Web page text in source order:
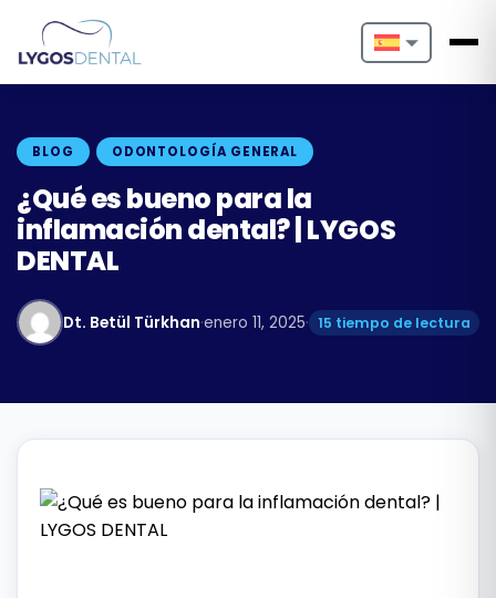
Nederlands
Deutsch
Español
Italiano
Български
BLOG ODONTOLOGÍA GENERAL
¿Qué es bueno para la
inflamación dental? | LYGOS
DENTAL
Dt. Betül Türkhan·enero 11, 2025· 15 tiempo de lectura